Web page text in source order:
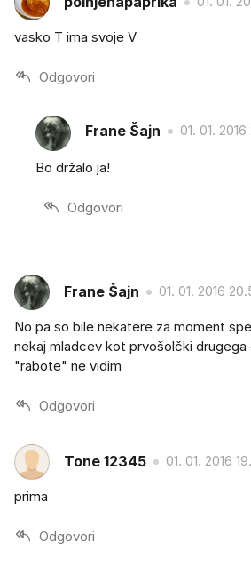
vasko T ima svoje V
Odgovori
Frane Šajn 01. 01. 2016
Bo držalo ja!
Odgovori
Frane Šajn 01. 01. 2016
No pa so bile nekatere za moment
nekaj mladcev kot prvošolčki
"rabote" ne vidim
Odgovori
Tone 12345 01. 01. 2016
prima
Odgovori